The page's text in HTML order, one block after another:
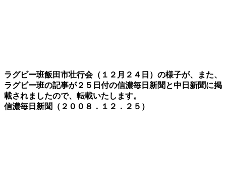
ラグビー班飯田市壮行会（１２月２４日）の様子が、また、
ラグビー班の記事が２５日付の信濃毎日新聞と中日新聞に掲
載されましたので、転載いたします。
信濃毎日新聞（２００８．１２．２５）